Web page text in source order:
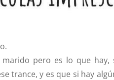
pero es lo que hay,
trance, y es que si hay